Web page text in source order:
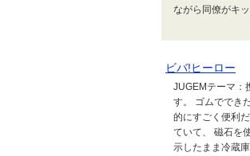
ながら同僚がキ
ビバ!ヒーロー
JUGEMテーマ：
す。 ゴムででき
的にすごく便利
ていて、 磁石を
示したまま冷蔵